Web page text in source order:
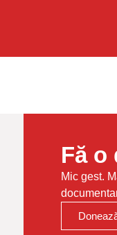
Fă o
Mic gest.